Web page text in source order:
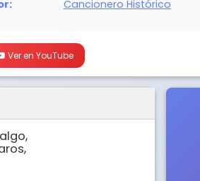
Cancionero Histórico
Ver en YouTube